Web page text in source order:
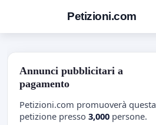
Petizioni.com
Annunci pubblicitari a
pagamento
Petizioni.com promuoverà questa
petizione presso 3,000 persone.